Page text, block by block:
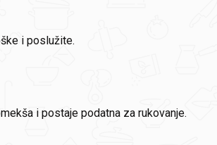
i poslužite.
i postaje podatna za rukovanje.